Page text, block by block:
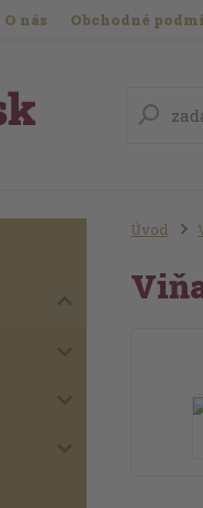
O nás Obchodné
Úvod